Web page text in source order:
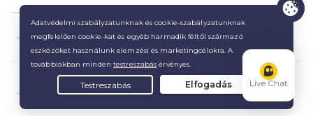
Hol nézhetek teniszt ingyen?
Használhatok ingyenes VPN-t tenisz
élő streamelésére?
Live Chat